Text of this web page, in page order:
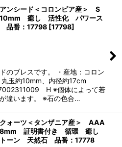
ンシード＜コロンビア産＞ S
癒し 活性化 パワース
品番：17798 [17798]
のブレスです。 ・産地：コロン
玉約10mm、内径約17cm
H ※個体によって若
違います。 ※石の色合…
ォーツ＜タンザニア産＞ AAA
証明書付き 循環 癒し
ーン 天然石 品番：17778